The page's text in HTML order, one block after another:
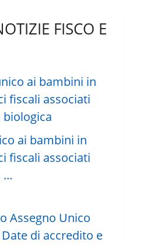
FISCO E
ai bambini in
fiscali associati
…